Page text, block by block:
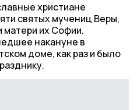
христиане
святых мучениц Веры,
их Софии.
накануне в
доме, как раз и было